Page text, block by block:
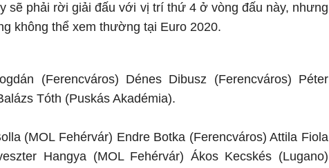
sẽ phải rời giải đấu với vị trí thứ 4 ở vòng đấu này, nhưng
không thể xem thường tại Euro 2020.
(Ferencváros) Dénes Dibusz (Ferencváros) Péter
Tóth (Puskás Akadémia).
(MOL Fehérvár) Endre Botka (Ferencváros) Attila Fiola
Hangya (MOL Fehérvár) Ákos Kecskés (Lugano)